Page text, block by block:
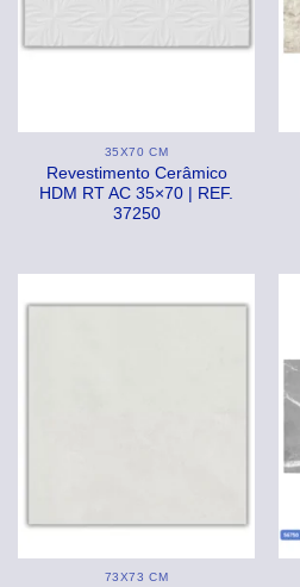
35X70 CM
Revestimento Cerâmico
HDM RT AC 35×70 | REF.
37250
73X73 CM